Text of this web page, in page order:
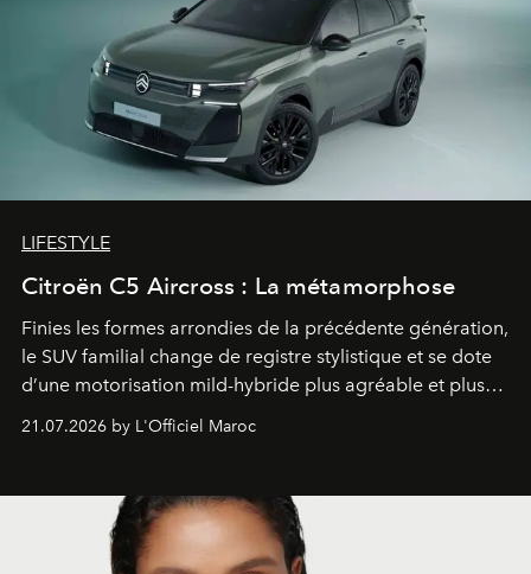
LIFESTYLE
Citroën C5 Aircross : La métamorphose
Finies les formes arrondies de la précédente génération,
le SUV familial change de registre stylistique et se dote
d’une motorisation mild-hybride plus agréable et plus
économe. à n’en pas douter, le nouveau C5 Aircross a
gagné en maturité.
21.07.2026 by L'Officiel Maroc